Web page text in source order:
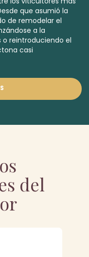
que asumió la
de remodelar el
a la
o reintroduciendo el
casi
del